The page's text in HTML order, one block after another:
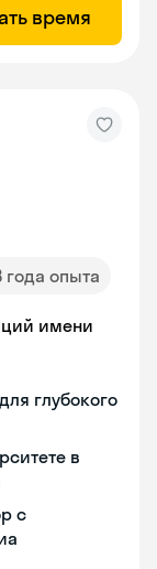
время
года опыта
имени
глубокого
в
с